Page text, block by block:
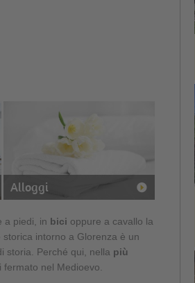
Alloggi
a piedi, in bici oppure a cavallo la
storica intorno a Glorenza è un
storia. Perché qui, nella più
fermato nel Medioevo.